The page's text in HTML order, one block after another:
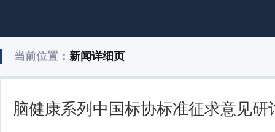
当前位置： 新闻详细页
脑健康系列中国标协标准征求意见研